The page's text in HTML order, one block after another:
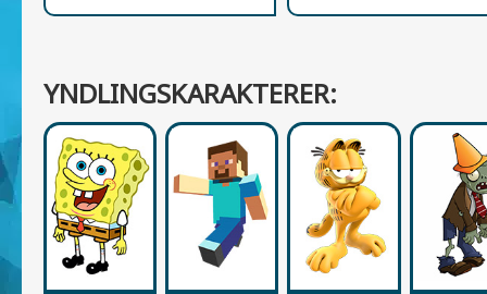
YNDLINGSKARAKTERER: